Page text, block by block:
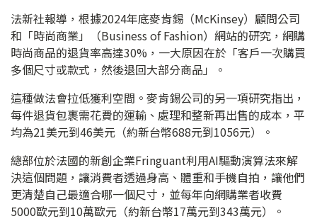
法新社報導，根據2024年底麥肯錫（McKinsey）顧問公司
和「時尚商業」（Business of Fashion）網站的研究，網購
時尚商品的退貨率高達30%，一大原因在於「客戶一次購買
多個尺寸或款式，然後退回大部分商品」。
這種做法會拉低獲利空間。麥肯錫公司的另一項研究指出，
每件退貨包裹需花費的運輸、處理和整新再出售的成本，平
均為21美元到46美元（約新台幣688元到1056元）。
總部位於法國的新創企業Fringuant利用AI驅動演算法來解
決這個問題，讓消費者透過身高、體重和手機自拍，讓他們
更清楚自己最適合哪一個尺寸，並每年向網購業者收費
5000歐元到10萬歐元（約新台幣17萬元到343萬元）。